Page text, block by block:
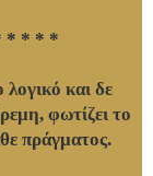
*
και δε
φωτίζει το
πράγματος.